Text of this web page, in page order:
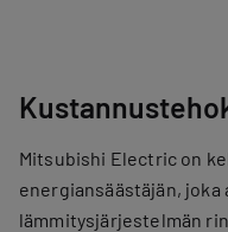
Mitsubishi Electric on
energiansäästäjän, joka
lämmitysjärjestelmän